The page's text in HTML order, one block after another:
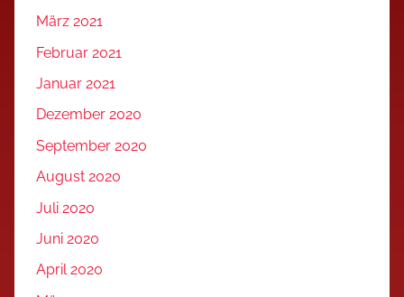
März 2021
Februar 2021
Januar 2021
Dezember 2020
September 2020
August 2020
Juli 2020
Juni 2020
April 2020